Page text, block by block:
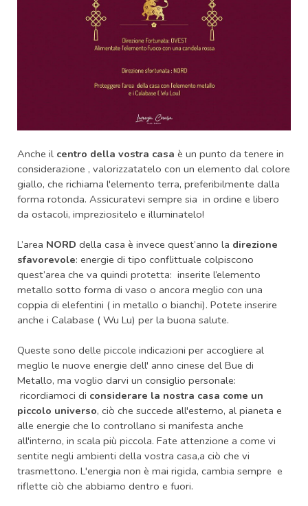
Anche il centro della vostra casa è un punto da tenere in
considerazione , valorizzatatelo con un elemento dal colore
giallo, che richiama l'elemento terra, preferibilmente dalla
forma rotonda. Assicuratevi sempre sia in ordine e libero
da ostacoli, impreziositelo e illuminatelo!
L’area NORD della casa è invece quest’anno la direzione
sfavorevole: energie di tipo conflittuale colpiscono
quest’area che va quindi protetta: inserite l’elemento
metallo sotto forma di vaso o ancora meglio con una
coppia di elefentini ( in metallo o bianchi). Potete inserire
anche i Calabase ( Wu Lu) per la buona salute.
Queste sono delle piccole indicazioni per accogliere al
meglio le nuove energie dell' anno cinese del Bue di
Metallo, ma voglio darvi un consiglio personale:
ricordiamoci di considerare la nostra casa come un
piccolo universo, ciò che succede all'esterno, al pianeta e
alle energie che lo controllano si manifesta anche
all'interno, in scala più piccola. Fate attenzione a come vi
sentite negli ambienti della vostra casa,a ciò che vi
trasmettono. L'energia non è mai rigida, cambia sempre e
riflette ciò che abbiamo dentro e fuori.